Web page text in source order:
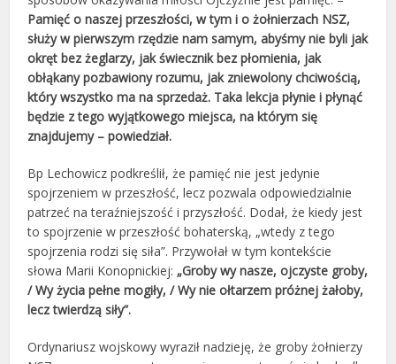
Pamięć o naszej przeszłości, w tym i o żołnierzach NSZ,
służy w pierwszym rzędzie nam samym, abyśmy nie byli jak
okręt bez żeglarzy, jak świecznik bez płomienia, jak
obłąkany pozbawiony rozumu, jak zniewolony chciwością,
który wszystko ma na sprzedaż. Taka lekcja płynie i płynąć
będzie z tego wyjątkowego miejsca, na którym się
znajdujemy – powiedział.
Bp Lechowicz podkreślił, że pamięć nie jest jedynie
spojrzeniem w przeszłość, lecz pozwala odpowiedzialnie
patrzeć na teraźniejszość i przyszłość. Dodał, że kiedy jest
to spojrzenie w przeszłość bohaterską, „wtedy z tego
spojrzenia rodzi się siła”. Przywołał w tym kontekście
słowa Marii Konopnickiej: „Groby wy nasze, ojczyste groby,
/ Wy życia pełne mogiły, / Wy nie ołtarzem próżnej żałoby,
lecz twierdzą siły”.
Ordynariusz wojskowy wyraził nadzieję, że groby żołnierzy